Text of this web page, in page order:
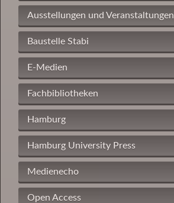
Ausstellungen und Veranstaltungen
Baustelle Stabi
E-Medien
Fachbibliotheken
Hamburg
Hamburg University Press
Medienecho
Open Access